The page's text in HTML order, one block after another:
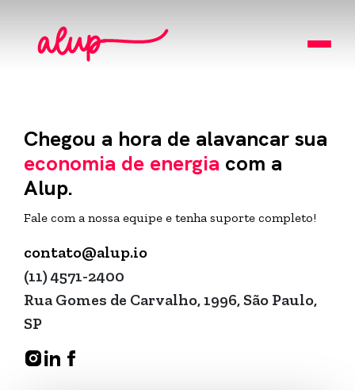
Chegou a hora de alavancar sua
economia de energia com a
Alup.
Fale com a nossa equipe e tenha suporte completo!
contato@alup.io
(11) 4571-2400
Rua Gomes de Carvalho, 1996, São Paulo,
SP